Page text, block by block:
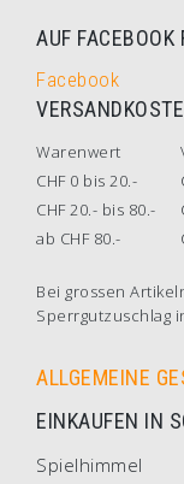
AUF FACEBOOK
Facebook
Warenwert
CHF 0 bis 20.-
CHF 20.- bis 80.-
ab CHF 80.-
Bei grossen
Sperrgutzuschlag
ALLGEMEINE
EINKAUFEN IN
Spielhimmel